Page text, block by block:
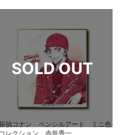
偵コナン ペンシルアート ミニ色
レクション 赤井秀一